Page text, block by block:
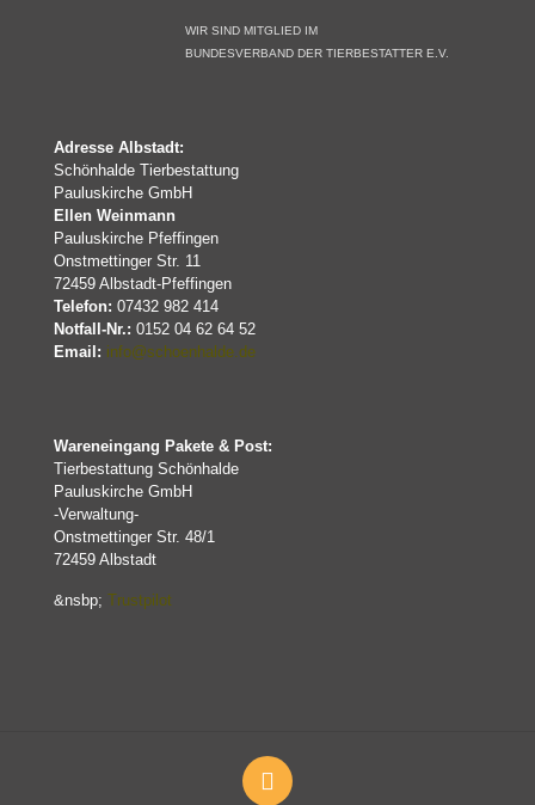
WIR SIND MITGLIED IM
BUNDESVERBAND DER TIERBESTATTER E.V.
Adresse Albstadt:
Schönhalde Tierbestattung
Pauluskirche GmbH
Ellen Weinmann
Pauluskirche Pfeffingen
Onstmettinger Str. 11
72459 Albstadt-Pfeffingen
Telefon: 07432 982 414
Notfall-Nr.: 0152 04 62 64 52
Email: info@schoenhalde.de
Wareneingang Pakete & Post:
Tierbestattung Schönhalde
Pauluskirche GmbH
-Verwaltung-
Onstmettinger Str. 48/1
72459 Albstadt
&nsbp; Trustpilot